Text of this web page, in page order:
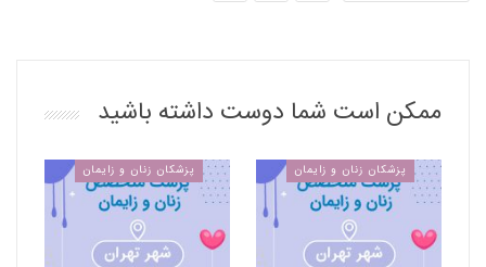
ممکن است شما دوست داشته باشید
پزشکان زنان و زایمان پزشکان زنان و زایمان